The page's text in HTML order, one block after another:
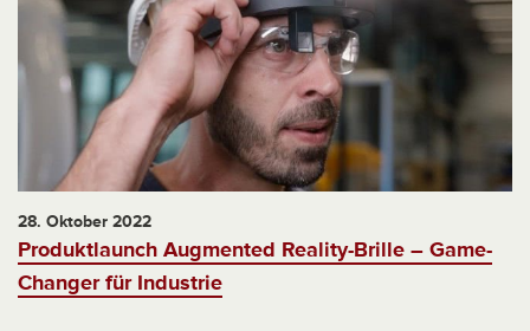
28. Oktober 2022
Produktlaunch Augmented Reality-Brille – Game-
Changer für Industrie